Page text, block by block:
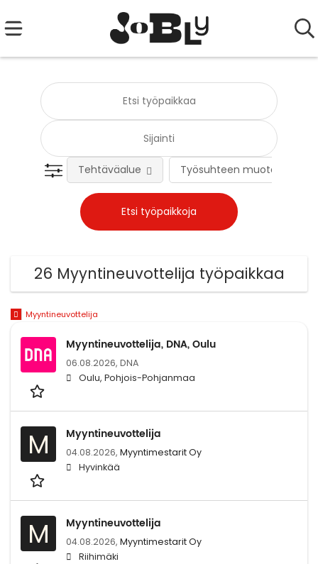
Työsuhteen muoto
Tehtäväalue
26 Myyntineuvottelija työpaikkaa
Myyntineuvottelija
Myyntineuvottelija, DNA, Oulu
06.08.2026, DNA
Oulu, Pohjois-Pohjanmaa
M Myyntineuvottelija
04.08.2026, Myyntimestarit Oy
Hyvinkää
M Myyntineuvottelija
04.08.2026, Myyntimestarit Oy
Riihimäki